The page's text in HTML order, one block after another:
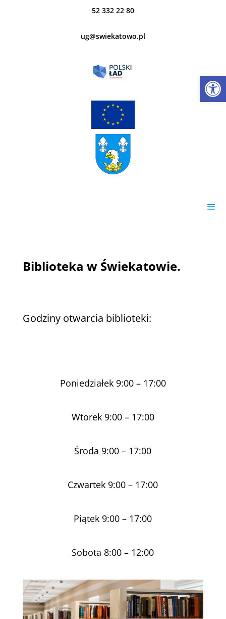
52 332 22 80
ug@swiekatowo.pl
Biblioteka w Świekatowie.
Godziny otwarcia biblioteki:
Poniedziałek 9:00 – 17:00
Wtorek 9:00 – 17:00
Środa 9:00 – 17:00
Czwartek 9:00 – 17:00
Piątek 9:00 – 17:00
Sobota 8:00 – 12:00